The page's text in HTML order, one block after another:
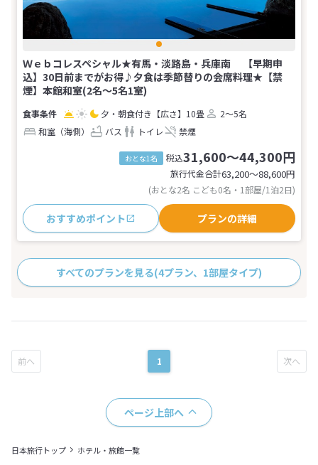
Ｗｅｂコレスペシャル★有馬・淡路島・兵庫南 【早期申
込】30日前までがお得♪夕食は季節替りの会席料理★【禁
煙】本館和室(2名～5名1室)
夕・朝食付き 【広さ】10畳
2～5名
和室（海側）
バス トイレ 禁煙
おとな1名 税込31,600～44,300円
旅行代金合計63,200〜88,600円
(おとな2名 こども0名・1部屋/1泊2日)
おすすめポイント プランの詳細
すべてのプランを見る(4プラン、1部屋タイプ)
1
ページ上部へ
日本旅行トップ ホテル・旅館一覧